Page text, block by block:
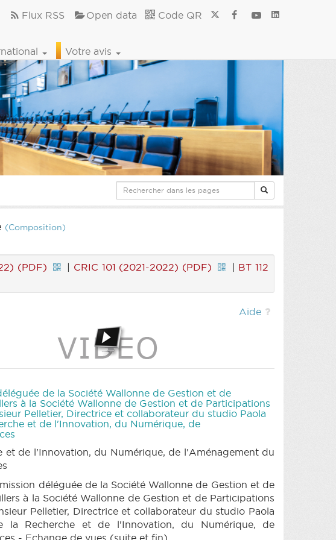
Flux RSS Open data Code QR
Votre avis
(Composition)
(PDF) | CRIC 101 (2021-2022) (PDF) | BT 112
Aide
de la Société Wallonne de Gestion et de
à la Société Wallonne de Gestion et de Participations
Pelletier, Directrice et collaborateur du studio Paola
et de l'Innovation, du Numérique, de
de l’Innovation, du Numérique, de l'Aménagement du
déléguée de la Société Wallonne de Gestion et de
à la Société Wallonne de Gestion et de Participations
Pelletier, Directrice et collaborateur du studio Paola
la Recherche et de l'Innovation, du Numérique, de
- Echange de vues (suite et fin)